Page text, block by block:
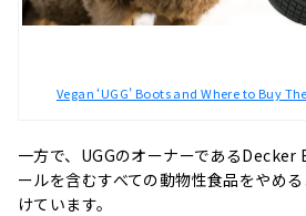
Vegan ‘UGG’ Boots and Where to Buy
一方で、UGGのオーナーであるDecker
ールを含むすべての動物性食品をやめ
けています。